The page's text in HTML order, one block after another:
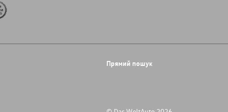
Прямий пошук